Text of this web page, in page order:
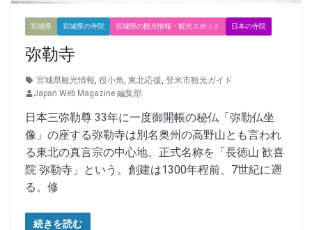
宮城県 宮城県の寺院 宮城県の観光情報・観光スポット 日本の寺院
弥勒寺
宮城県観光情報, 役小角, 東北応援, 登米市観光ガイド
Japan Web Magazine 編集部
日本三弥勒尊 33年に一度御開帳の秘仏「弥勒仏坐
像」の座する弥勒寺は別名奥州の高野山とも言われ
る東北の真言宗の中心地。正式名称を「長徳山 歓喜
院 弥勒寺」という。創建は1300年程前、7世紀に遡
る。修
続きを読む